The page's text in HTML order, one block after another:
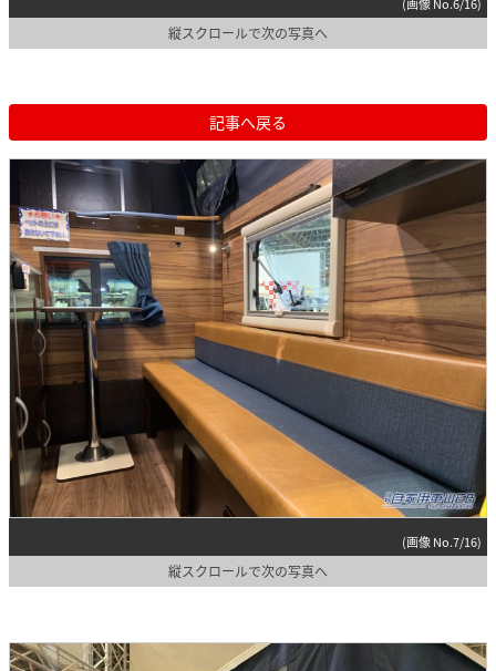
縦スクロールで次の写真へ
記事へ戻る
(画像 No.7/16)
縦スクロールで次の写真へ